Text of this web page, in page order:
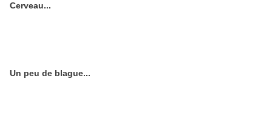
Cerveau...
Un peu de blague...